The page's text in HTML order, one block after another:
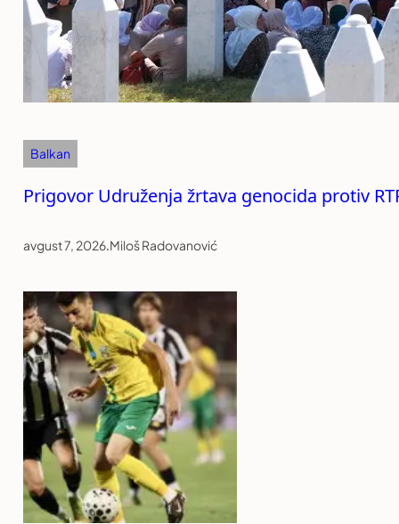
Balkan
Prigovor Udruženja žrtava genocida protiv
avgust 7, 2026.Miloš Radovanović